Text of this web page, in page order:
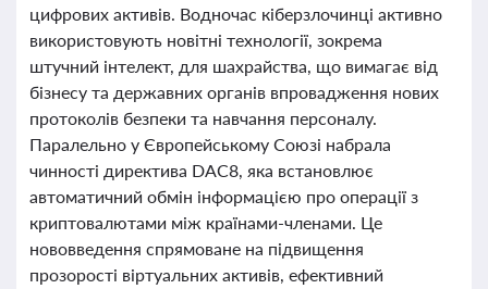
цифрових активів. Водночас кіберзлочинці активно
використовують новітні технології, зокрема
штучний інтелект, для шахрайства, що вимагає від
бізнесу та державних органів впровадження нових
протоколів безпеки та навчання персоналу.
Паралельно у Європейському Союзі набрала
чинності директива DAC8, яка встановлює
автоматичний обмін інформацією про операції з
криптовалютами між країнами-членами. Це
нововведення спрямоване на підвищення
прозорості віртуальних активів, ефективний